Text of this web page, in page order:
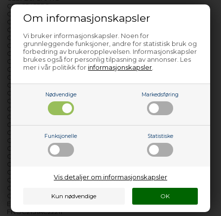
Om informasjonskapsler
Vi bruker informasjonskapsler. Noen for
grunnleggende funksjoner, andre for statistisk bruk og
forbedring av brukeropplevelsen. Informasjonskapsler
brukes også for personlig tilpasning av annonser. Les
mer i vår politikk for informasjonskapsler
Nødvendige Markedsføring
Funksjonelle Statistiske
Vis detaljer om informasjonskapsler
CELV13453PS
CELV13453PS1
CELV13453PW
CELV13453PW1
CELV1347DS
CELV1347DW
CELV1349TE
CELV1442FI
CELV1445LEDB
CELV1445LEDS
CELV1445LEDW
CELV1539B
CELV1539IB
CELV1539IS
CELV1539IW
CELV1539W
CELV1539X
CELV15423PIX
CELV15423PIX1
CELV15453PW
CELVE1545B
CELVE1545IX
CELVE1545S
CELVE1545S1
CELVF1545DIS
EDW12P47SSI
FNOC21S1AC22211